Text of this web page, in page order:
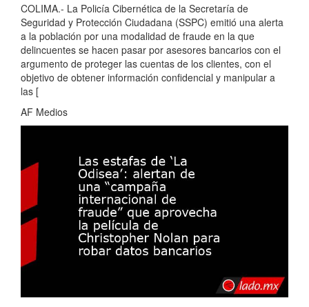
COLIMA.- La Policía Cibernética de la Secretaría de
Seguridad y Protección Ciudadana (SSPC) emitió una alerta
a la población por una modalidad de fraude en la que
delincuentes se hacen pasar por asesores bancarios con el
argumento de proteger las cuentas de los clientes, con el
objetivo de obtener información confidencial y manipular a
las [
AF Medios